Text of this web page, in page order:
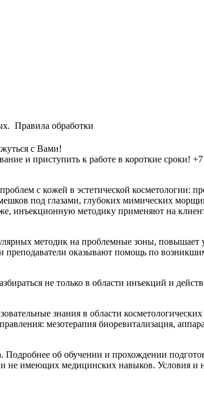
Правила обработки
с Вами!
и приступить к работе в короткие сроки!
с кожей в эстетической косметологии:
под глазами, глубоких мимических
инъекционную методику применяют на
методик на проблемные зоны, повышает
оказывают помощь по
не только в области инъекций и
знания в области
мезотерапия биоревитализация,
Подробнее об обучении и прохождении
имеющих медицинских навыков. Условия и